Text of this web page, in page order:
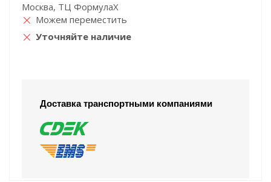
Москва, ТЦ ФормулаХ
Можем переместить
Уточняйте наличие
Доставка транспортными компаниями